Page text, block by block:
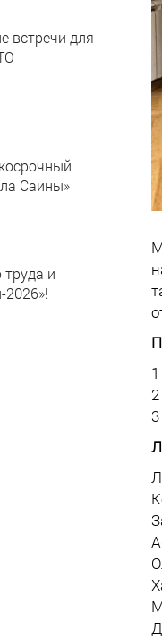
встречи для
Саины»
и
2026»!